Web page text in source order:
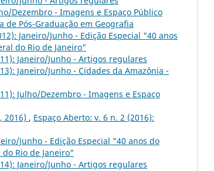
Dezembro - Imagens e Espaço Público
Pós-Graduação em Geografia
Janeiro/Junho - Edição Especial "40 anos
do Rio de Janeiro"
Janeiro/Junho - Artigos regulares
Janeiro/Junho - Cidades da Amazônia -
Julho/Dezembro - Imagens e Espaço
2016) , Espaço Aberto: v. 6 n. 2 (2016):
Junho - Edição Especial "40 anos do
Rio de Janeiro"
Janeiro/Junho - Artigos regulares